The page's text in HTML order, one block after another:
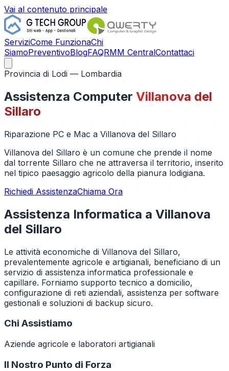
Vai al contenuto principale
ServiziCome FunzionaChi
SiamoPreventivoBlogFAQRMM CentralContattaci
Provincia di Lodi — Lombardia
Assistenza Computer Villanova del
Sillaro
Riparazione PC e Mac a Villanova del Sillaro
Villanova del Sillaro è un comune che prende il nome
dal torrente Sillaro che ne attraversa il territorio, inserito
nel tipico paesaggio agricolo della pianura lodigiana.
Richiedi AssistenzaChiama Ora
Assistenza Informatica a Villanova
del Sillaro
Le attività economiche di Villanova del Sillaro,
prevalentemente agricole e artigianali, beneficiano di un
servizio di assistenza informatica professionale e
capillare. Forniamo supporto tecnico a domicilio,
configurazione di reti aziendali, assistenza per software
gestionali e soluzioni di backup sicuro.
Chi Assistiamo
Aziende agricole e laboratori artigianali
Il Nostro Punto di Forza